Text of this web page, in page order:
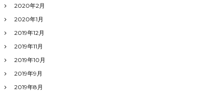
2020年2月
2020年1月
2019年12月
2019年11月
2019年10月
2019年9月
2019年8月